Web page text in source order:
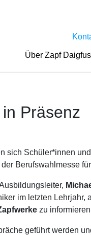
Über Zapf
Präsenz
sich Schüler*innen
der Berufswahlmesse
im letzten Lehrjahr,
zu
geführt werden